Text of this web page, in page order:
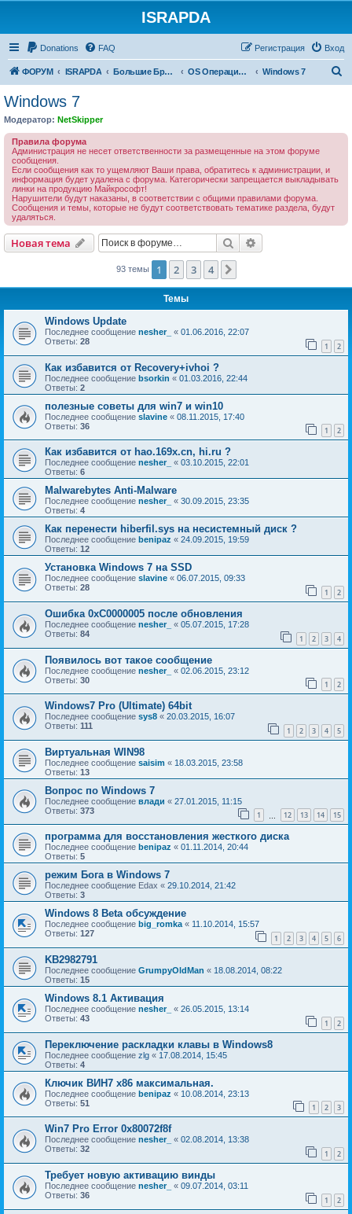
ISRAPDA
Donations FAQ Вход
Регистрация
ФОРУМ ISRAPDA Большие Братья (ББ) OS Операционные системы Windows 7
Windows 7
Модератор: NetSkipper
Правила форума
Администрация не несет ответственности за размещенные на этом форуме
сообщения.
Если сообщения как то ущемляют Ваши права, обратитесь к администрации, и
информация будет удалена с форума. Категорически запрещается выкладывать
линки на продукцию Майкрософт!
Нарушители будут наказаны, в соответствии с общими правилами форума.
Сообщения и темы, которые не будут соответствовать тематике раздела, будут
удаляться.
Новая тема
Новаятема Поиск
93 темы 1 2 3 4
Темы
Windows Update
Последнее сообщение nesher_ « 01.06.2016, 22:07
Ответы: 28 1 2
Как избавится от Recovery+ivhoi ?
Последнее сообщение bsorkin « 01.03.2016, 22:44
Ответы: 2
полезные советы для win7 и win10
Последнее сообщение slavine « 08.11.2015, 17:40
Ответы: 36 1 2
Как избавится от hao.169x.cn, hi.ru ?
Последнее сообщение nesher_ « 03.10.2015, 22:01
Ответы: 6
Malwarebytes Anti-Malware
Последнее сообщение nesher_ « 30.09.2015, 23:35
Ответы: 4
Как перенести hiberfil.sys на несистемный диск ?
Последнее сообщение benipaz « 24.09.2015, 19:59
Ответы: 12
Установка Windows 7 на SSD
Последнее сообщение slavine « 06.07.2015, 09:33
Ответы: 28 1 2
Ошибка 0хС0000005 после обновления
Последнее сообщение nesher_ « 05.07.2015, 17:28
Ответы: 84 1 2 3 4
Появилось вот такое сообщение
Последнее сообщение nesher_ « 02.06.2015, 23:12
Ответы: 30 1 2
Windows7 Pro (Ultimate) 64bit
Последнее сообщение sys8 « 20.03.2015, 16:07
Ответы: 111 1 2 3 4 5
Виртуальная WIN98
Последнее сообщение saisim « 18.03.2015, 23:58
Ответы: 13
Вопрос по Windows 7
Последнее сообщение влади « 27.01.2015, 11:15
Ответы: 373 1 12 13 14 15
программа для восстановления жесткого диска
Последнее сообщение benipaz « 01.11.2014, 20:44
Ответы: 5
режим Бога в Windows 7
Последнее сообщение Edax « 29.10.2014, 21:42
Ответы: 3
Windows 8 Beta обсуждение
Последнее сообщение big_romka« 11.10.2014, 15:57
Ответы: 127 1 2 3 4 5 6
KB2982791
Последнее сообщение GrumpyOldMan « 18.08.2014, 08:22
Ответы: 15
Windows 8.1 Активация
Последнее сообщение nesher_ « 26.05.2015, 13:14
Ответы: 43 1 2
Переключение раскладки клавы в Windows8
Последнее сообщение zlg « 17.08.2014, 15:45
Ответы: 4
Ключик ВИН7 х86 максимальная.
Последнее сообщение benipaz « 10.08.2014, 23:13
Ответы: 51 1 2 3
Win7 Pro Error 0x80072f8f
Последнее сообщение nesher_ « 02.08.2014, 13:38
Ответы: 32 1 2
Требует новую активацию винды
Последнее сообщение nesher_ « 09.07.2014, 03:11
Ответы: 36 1 2